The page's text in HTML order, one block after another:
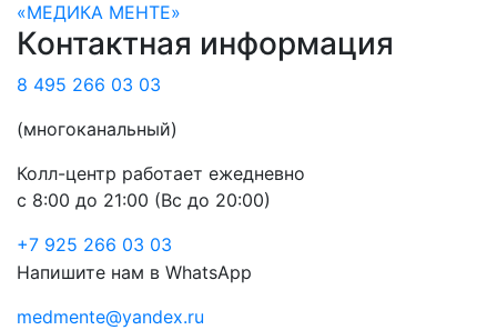
«МЕДИКА МЕНТЕ»
Контактная информация
8 495 266 03 03
(многоканальный)
Колл-центр работает ежедневно
с 8:00 до 21:00 (Вс до 20:00)
+7 925 266 03 03
Напишите нам в WhatsApp
medmente@yandex.ru